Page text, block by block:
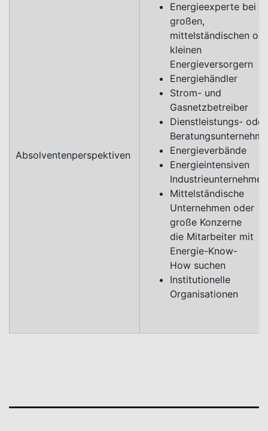
Absolventenperspektiven
Energieexperte bei
großen,
mittelständischen
kleinen
Energieversorgern
Energiehändler
Strom- und
Gasnetzbetreiber
Dienstleistungs- oder
Energieverbände
Energieintensiven
Mittelständische
Unternehmen oder
große Konzerne
die Mitarbeiter mit
Energie-Know-
How suchen
Institutionelle
Organisationen